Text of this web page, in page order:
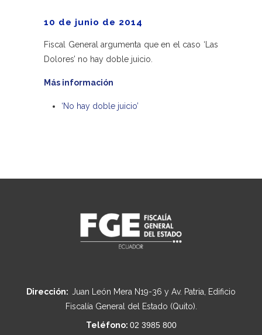
10 de junio de 2014
Fiscal General argumenta que en el caso ‘Las
Dolores’ no hay doble juicio.
Más información
‘No hay doble juicio’
Dirección: Juan León Mera N19-36 y Av. Patria, Edificio
Fiscalía General del Estado (Quito).
Teléfono: 02 3985 800